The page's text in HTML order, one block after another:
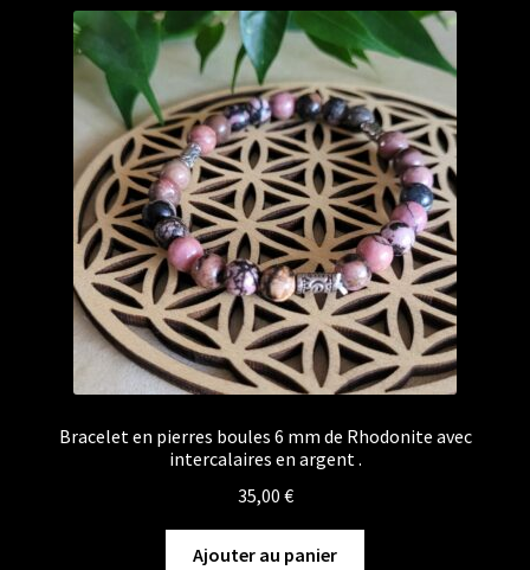
Bracelet en pierres boules 6 mm de Rhodonite avec
intercalaires en argent .
35,00 €
Ajouter au panier